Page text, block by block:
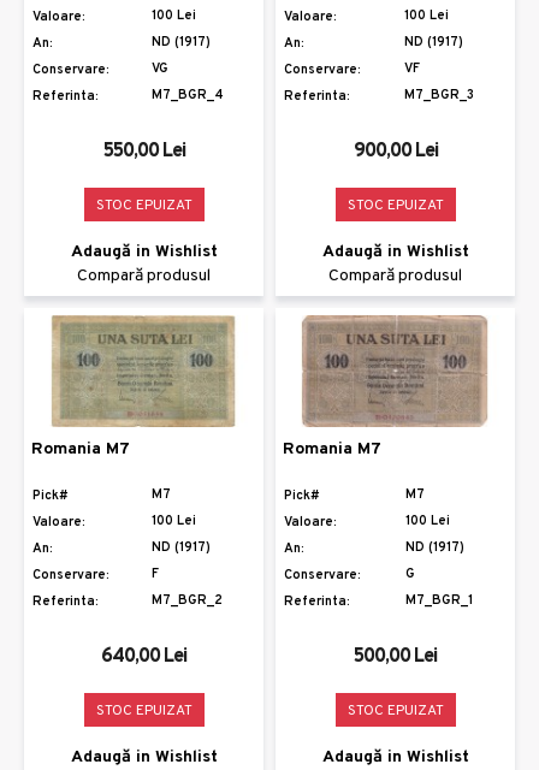
Valoare:
100 Lei
An:
ND (1917)
Conservare:
VG
Referinta:
M7_BGR_4
550,00 Lei
STOC EPUIZAT
Adaugă in Wishlist
Compară produsul
Valoare:
100 Lei
An:
ND (1917)
Conservare:
VF
Referinta:
M7_BGR_3
900,00 Lei
STOC EPUIZAT
Adaugă in Wishlist
Compară produsul
Romania M7
Pick#
M7
Valoare:
100 Lei
An:
ND (1917)
Conservare:
F
Referinta:
M7_BGR_2
640,00 Lei
STOC EPUIZAT
Adaugă in Wishlist
Romania M7
Pick#
M7
Valoare:
100 Lei
An:
ND (1917)
Conservare:
G
Referinta:
M7_BGR_1
500,00 Lei
STOC EPUIZAT
Adaugă in Wishlist